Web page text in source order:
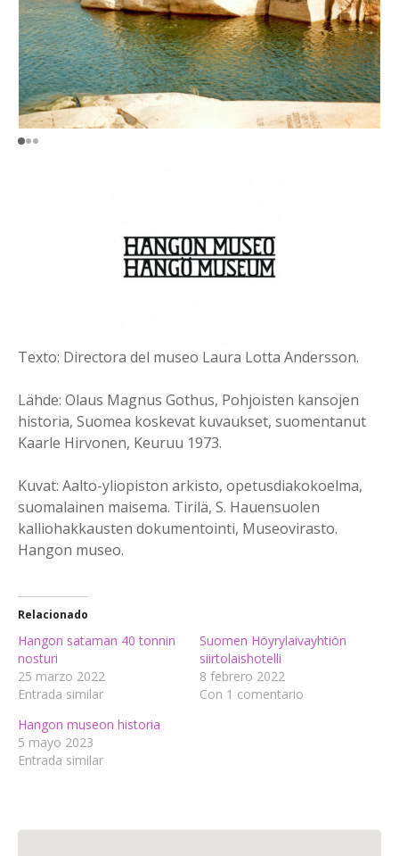
Texto: Directora del museo Laura Lotta Andersson.
Lähde: Olaus Magnus Gothus, Pohjoisten kansojen
historia, Suomea koskevat kuvaukset, suomentanut
Kaarle Hirvonen, Keuruu 1973.
Kuvat: Aalto-yliopiston arkisto, opetusdiakokoelma,
suomalainen maisema. Tirilä, S. Hauensuolen
kalliohakkausten dokumentointi, Museovirasto.
Hangon museo.
Relacionado
Hangon sataman 40 tonnin
nosturi
25 marzo 2022
Entrada similar
Suomen Höyrylaivayhtiön
siirtolaishotelli
8 febrero 2022
Con 1 comentario
Hangon museon historia
5 mayo 2023
Entrada similar